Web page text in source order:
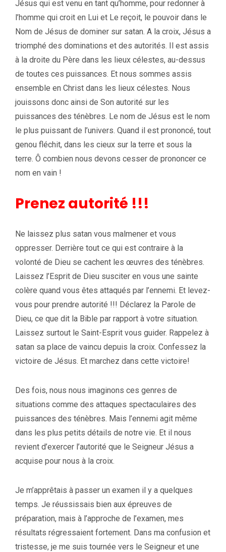
Jésus qui est venu en tant qu’homme, pour redonner à
l’homme qui croit en Lui et Le reçoit, le pouvoir dans le
Nom de Jésus de dominer sur satan. A la croix, Jésus a
triomphé des dominations et des autorités. Il est assis
à la droite du Père dans les lieux célestes, au-dessus
de toutes ces puissances. Et nous sommes assis
ensemble en Christ dans les lieux célestes. Nous
jouissons donc ainsi de Son autorité sur les
puissances des ténèbres. Le nom de Jésus est le nom
le plus puissant de l’univers. Quand il est prononcé, tout
genou fléchit, dans les cieux sur la terre et sous la
terre. Ô combien nous devons cesser de prononcer ce
nom en vain !
Prenez autorité !!!
Ne laissez plus satan vous malmener et vous
oppresser. Derrière tout ce qui est contraire à la
volonté de Dieu se cachent les œuvres des ténèbres.
Laissez l’Esprit de Dieu susciter en vous une sainte
colère quand vous êtes attaqués par l’ennemi. Et levez-
vous pour prendre autorité !!! Déclarez la Parole de
Dieu, ce que dit la Bible par rapport à votre situation.
Laissez surtout le Saint-Esprit vous guider. Rappelez à
satan sa place de vaincu depuis la croix. Confessez la
victoire de Jésus. Et marchez dans cette victoire!
Des fois, nous nous imaginons ces genres de
situations comme des attaques spectaculaires des
puissances des ténèbres. Mais l’ennemi agit même
dans les plus petits détails de notre vie. Et il nous
revient d’exercer l’autorité que le Seigneur Jésus a
acquise pour nous à la croix.
Je m’apprêtais à passer un examen il y a quelques
temps. Je réussissais bien aux épreuves de
préparation, mais à l’approche de l’examen, mes
résultats régressaient fortement. Dans ma confusion et
tristesse, je me suis tournée vers le Seigneur et une